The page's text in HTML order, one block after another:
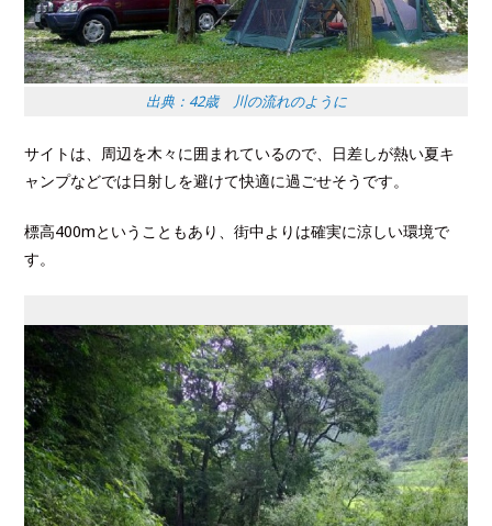
出典：42歳 川の流れのように
サイトは、周辺を木々に囲まれているので、日差しが熱い夏キ
ャンプなどでは日射しを避けて快適に過ごせそうです。
標高400mということもあり、街中よりは確実に涼しい環境で
す。